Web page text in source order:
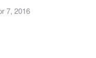
7, 2016